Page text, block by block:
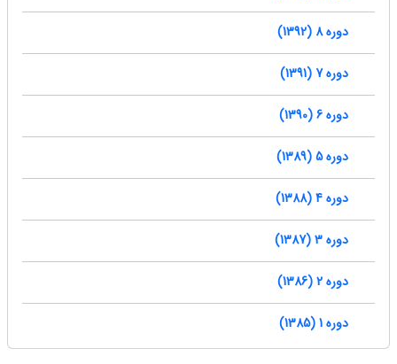
دوره 8 (1392)
دوره 7 (1391)
دوره 6 (1390)
دوره 5 (1389)
دوره 4 (1388)
دوره 3 (1387)
دوره 2 (1386)
دوره 1 (1385)